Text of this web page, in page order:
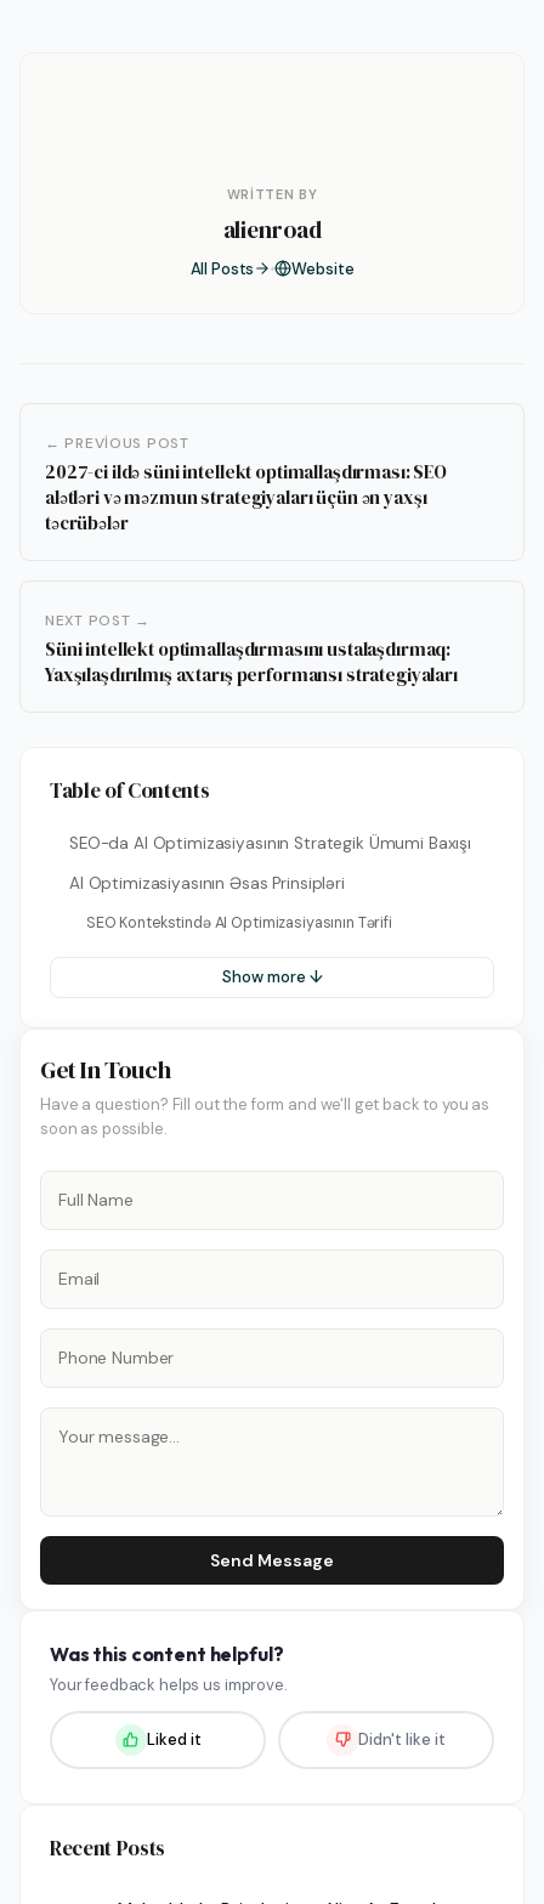
WRITTEN BY
alienroad
All Posts Website
← PREVIOUS POST
2027-ci ildə süni intellekt optimallaşdırması: SEO
alətləri və məzmun strategiyaları üçün ən yaxşı
təcrübələr
NEXT POST →
Süni intellekt optimallaşdırmasını ustalaşdırmaq:
Yaxşılaşdırılmış axtarış performansı strategiyaları
Table of Contents
SEO-da AI Optimizasiyasının Strategik Ümumi Baxışı
AI Optimizasiyasının Əsas Prinsipləri
SEO Kontekstində AI Optimizasiyasının Tərifi
Show more ↓
Get In Touch
Have a question? Fill out the form and we'll get back to you as
soon as possible.
Send Message
Was this content helpful?
Your feedback helps us improve.
Liked it Didn't like it
Recent Posts